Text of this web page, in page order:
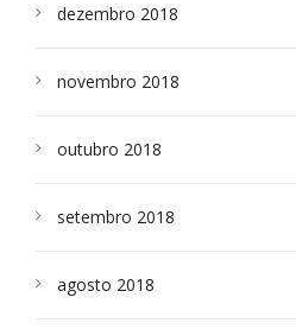
dezembro 2018
novembro 2018
outubro 2018
setembro 2018
agosto 2018